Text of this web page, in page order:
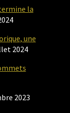
la
une
2024
2023